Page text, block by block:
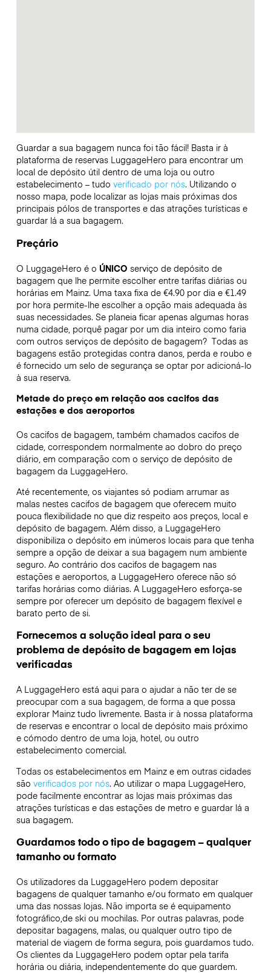
Guardar a sua bagagem nunca foi tão fácil! Basta ir à
plataforma de reservas LuggageHero para encontrar um
local de depósito útil dentro de uma loja ou outro
estabelecimento – tudo verificado por nós. Utilizando o
nosso mapa, pode localizar as lojas mais próximas dos
principais pólos de transportes e das atrações turísticas e
guardar lá a sua bagagem.
Preçário
O LuggageHero é o ÚNICO serviço de depósito de
bagagem que lhe permite escolher entre tarifas diárias ou
horárias em Mainz. Uma taxa fixa de €4.90 por dia e €1.49
por hora permite-lhe escolher a opção mais adequada às
suas necessidades. Se planeia ficar apenas algumas horas
numa cidade, porquê pagar por um dia inteiro como faria
com outros serviços de depósito de bagagem? Todas as
bagagens estão protegidas contra danos, perda e roubo e
é fornecido um selo de segurança se optar por adicioná-lo
à sua reserva.
Metade do preço em relação aos cacifos das
estações e dos aeroportos
Os cacifos de bagagem, também chamados cacifos de
cidade, correspondem normalmente ao dobro do preço
diário, em comparação com o serviço de depósito de
bagagem da LuggageHero.
Até recentemente, os viajantes só podiam arrumar as
malas nestes cacifos de bagagem que oferecem muito
pouca flexibilidade no que diz respeito aos preços, local e
depósito de bagagem. Além disso, a LuggageHero
disponibiliza o depósito em inúmeros locais para que tenha
sempre a opção de deixar a sua bagagem num ambiente
seguro. Ao contrário dos cacifos de bagagem nas
estações e aeroportos, a LuggageHero oferece não só
tarifas horárias como diárias. A LuggageHero esforça-se
sempre por oferecer um depósito de bagagem flexível e
barato perto de si.
Fornecemos a solução ideal para o seu
problema de depósito de bagagem em lojas
verificadas
A LuggageHero está aqui para o ajudar a não ter de se
preocupar com a sua bagagem, de forma a que possa
explorar Mainz tudo livremente. Basta ir à nossa plataforma
de reservas e encontrar o local de depósito mais próximo
e cómodo dentro de uma loja, hotel, ou outro
estabelecimento comercial.
Todas os estabelecimentos em Mainz e em outras cidades
são verificados por nós. Ao utilizar o mapa LuggageHero,
pode facilmente encontrar as lojas mais próximas das
atrações turísticas e das estações de metro e guardar lá a
sua bagagem.
Guardamos todo o tipo de bagagem – qualquer
tamanho ou formato
Os utilizadores da LuggageHero podem depositar
bagagens de qualquer tamanho e/ou formato em qualquer
uma das nossas lojas. Não importa se é equipamento
fotográfico,de ski ou mochilas. Por outras palavras, pode
depositar bagagens, malas, ou qualquer outro tipo de
material de viagem de forma segura, pois guardamos tudo.
Os clientes da LuggageHero podem optar pela tarifa
horária ou diária, independentemente do que guardem.